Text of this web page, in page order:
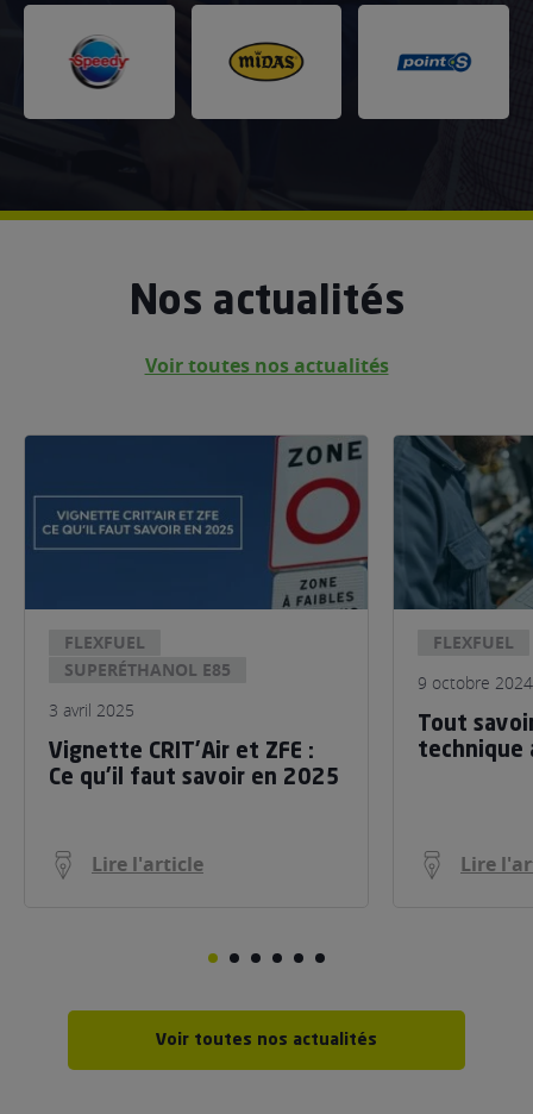
Nos actualités
Voir toutes nos actualités
FLEXFUEL
SUPERÉTHANOL E85
3 avril 2025
Vignette CRIT’Air et ZFE :
Ce qu’il faut savoir en 2025
Lire l'article
FLEXFUEL
9 octobre 2024
Tout
technique
Lire
Voir toutes nos actualités